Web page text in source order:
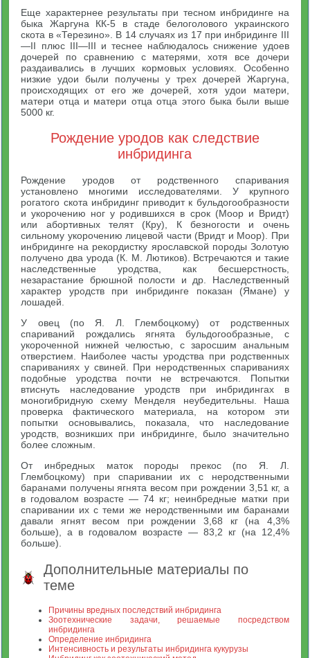
Еще характернее результаты при тесном инбридинге на
быка Жаргуна КК-5 в стаде белоголового украинского
скота в «Терезино». В 14 случаях из 17 при инбридинге III
—II плюс III—III и теснее наблюдалось снижение удоев
дочерей по сравнению с матерями, хотя все дочери
раздаивались в лучших кормовых условиях. Особенно
низкие удои были получены у трех дочерей Жаргуна,
происходящих от его же дочерей, хотя удои матери,
матери отца и матери отца отца этого быка были выше
5000 кг.
Рождение уродов как следствие
инбридинга
Рождение уродов от родственного спаривания
установлено многими исследователями. У крупного
рогатого скота инбридинг приводит к бульдогообразности
и укорочению ног у родившихся в срок (Моор и Вридт)
или абортивных телят (Кру), К безногости и очень
сильному укорочению лицевой части (Вридт и Моор). При
инбридинге на рекордистку ярославской породы Золотую
получено два урода (К. М. Лютиков). Встречаются и такие
наследственные уродства, как бесшерстность,
незарастание брюшной полости и др. Наследственный
характер уродств при инбридинге показан (Ямане) у
лошадей.
У овец (по Я. Л. Глембоцкому) от родственных
спариваний рождались ягнята бульдогообразные, с
укороченной нижней челюстью, с заросшим анальным
отверстием. Наиболее часты уродства при родственных
спариваниях у свиней. При неродственных спариваниях
подобные уродства почти не встречаются. Попытки
втиснуть наследование уродств при инбридингах в
моногибридную схему Менделя неубедительны. Наша
проверка фактического материала, на котором эти
попытки основывались, показала, что наследование
уродств, возникших при инбридинге, было значительно
более сложным.
От инбредных маток породы прекос (по Я. Л.
Глембоцкому) при спаривании их с неродственными
баранами получены ягнята весом при рождении 3,51 кг, а
в годовалом возрасте — 74 кг; неинбредные матки при
спаривании их с теми же неродственными им баранами
давали ягнят весом при рождении 3,68 кг (на 4,3%
больше), а в годовалом возрасте — 83,2 кг (на 12,4%
больше).
Дополнительные материалы по
теме
Причины вредных последствий инбридинга
Зоотехнические задачи, решаемые посредством
инбридинга
Определение инбридинга
Интенсивность и результаты инбридинга кукурузы